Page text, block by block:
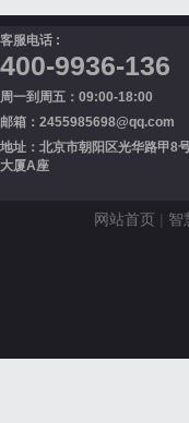
客服电话 :
400-9936-136
周一到周五：09:00-18:00
邮箱：2455985698@qq.com
地址：北京市朝阳区光华路甲8
大厦A座
网站首页 | 智